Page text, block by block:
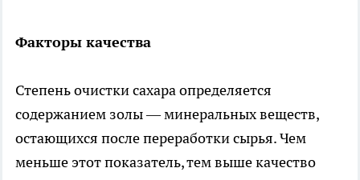
Факторы качества
Степень очистки сахара определяется
содержанием золы — минеральных веществ,
остающихся после переработки сырья. Чем
меньше этот показатель, тем выше качество